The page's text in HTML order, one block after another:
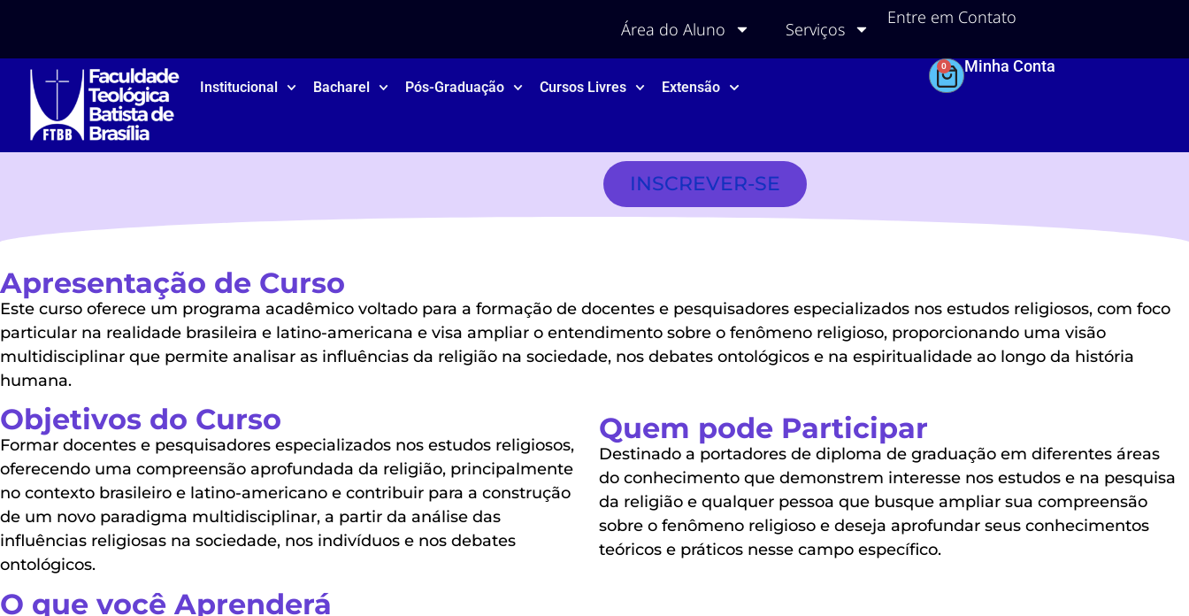
Área do Aluno Serviços
Entre em Contato
Institucional Bacharel Pós-Graduação Cursos Livres Extensão
0 Minha Conta
INSCREVER-SE
Apresentação de Curso
Este curso oferece um programa acadêmico voltado para a formação de docentes e pesquisadores especializados nos estudos religiosos, com foco
particular na realidade brasileira e latino-americana e visa ampliar o entendimento sobre o fenômeno religioso, proporcionando uma visão
multidisciplinar que permite analisar as influências da religião na sociedade, nos debates ontológicos e na espiritualidade ao longo da história
humana.
Objetivos do Curso
Formar docentes e pesquisadores especializados nos estudos religiosos,
oferecendo uma compreensão aprofundada da religião, principalmente
no contexto brasileiro e latino-americano e contribuir para a construção
de um novo paradigma multidisciplinar, a partir da análise das
influências religiosas na sociedade, nos indivíduos e nos debates
ontológicos.
Quem pode Participar
Destinado a portadores de diploma de graduação em diferentes áreas
do conhecimento que demonstrem interesse nos estudos e na pesquisa
da religião e qualquer pessoa que busque ampliar sua compreensão
sobre o fenômeno religioso e deseja aprofundar seus conhecimentos
teóricos e práticos nesse campo específico.
O que você Aprenderá